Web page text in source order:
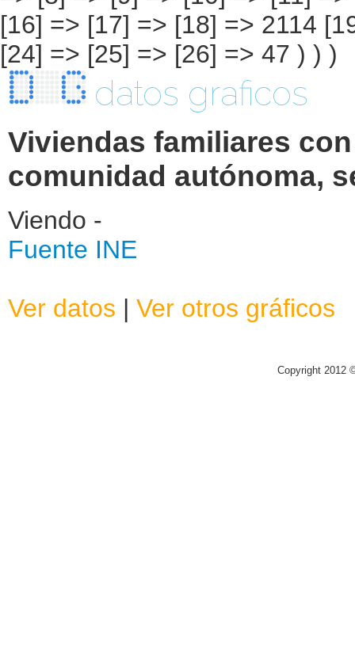
datos graficos
Viviendas familiares
comunidad autónoma,
Viendo -
Fuente INE
Ver datos | Ver otros gráficos
Copyright 2012